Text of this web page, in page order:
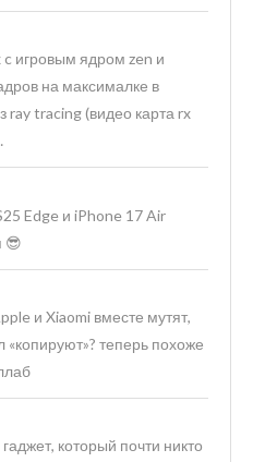
c игровым ядром zen и
на максималке в
ray tracing (видео карта rx
Edge и iPhone 17 Air
😎
и Xiaomi вместе мутят,
«копируют»? теперь похоже
который почти никто